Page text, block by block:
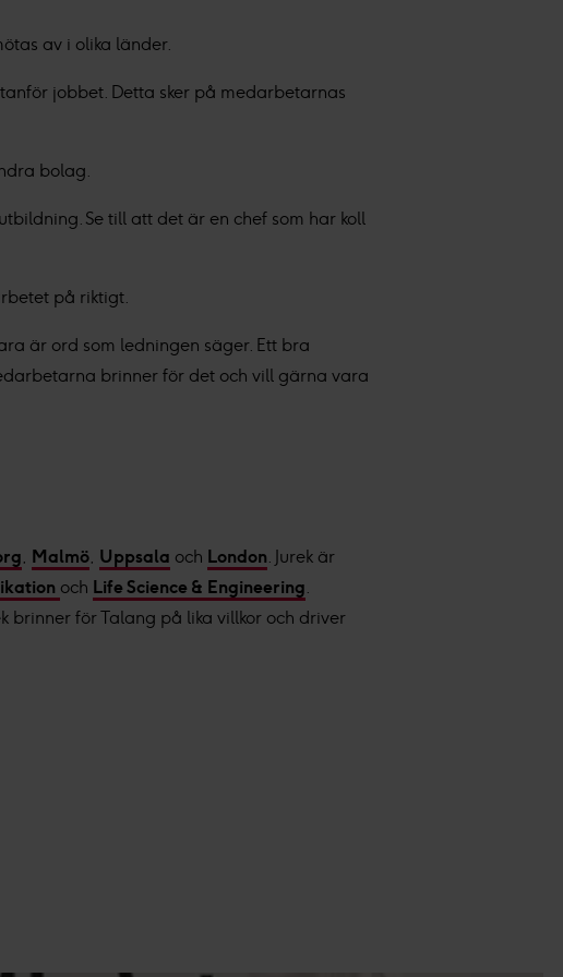
legitima intresse för:
, insikt- och produktutveckling.
av i olika länder.
jobbet. Detta sker på medarbetarnas
bolag.
Se till att det är en chef som har koll
på riktigt.
är ord som ledningen säger. Ett bra
brinner för det och vill gärna vara
, Malmö, Uppsala och London. Jurek är
och Life Science & Engineering.
brinner för Talang på lika villkor och driver